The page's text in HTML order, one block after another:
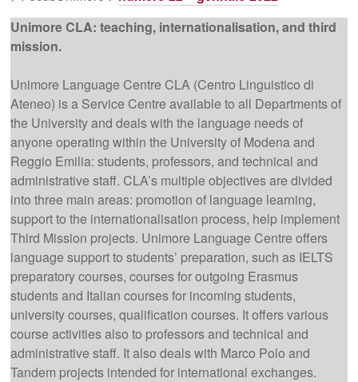
Unimore CLA: teaching, internationalisation, and third
mission.
Unimore Language Centre CLA (Centro Linguistico di
Ateneo) is a Service Centre available to all Departments of
the University and deals with the language needs of
anyone operating within the University of Modena and
Reggio Emilia: students, professors, and technical and
administrative staff. CLA’s multiple objectives are divided
into three main areas: promotion of language learning,
support to the internationalisation process, help implement
Third Mission projects. Unimore Language Centre offers
language support to students’ preparation, such as IELTS
preparatory courses, courses for outgoing Erasmus
students and Italian courses for incoming students,
university courses, qualification courses. It offers various
course activities also to professors and technical and
administrative staff. It also deals with Marco Polo and
Tandem projects intended for international exchanges.